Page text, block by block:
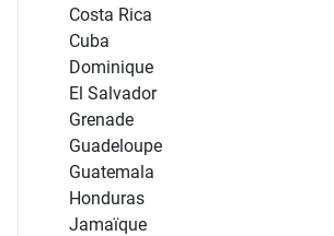
Costa Rica
Cuba
Dominique
El Salvador
Grenade
Guadeloupe
Guatemala
Honduras
Jamaïque